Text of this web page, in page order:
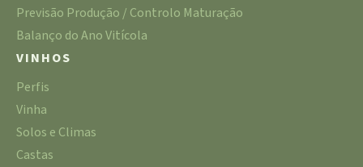
Previsão Produção / Controlo Maturação
Balanço do Ano Vitícola
VINHOS
Perfis
Vinha
Solos e Climas
Castas